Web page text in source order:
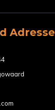
Adresse